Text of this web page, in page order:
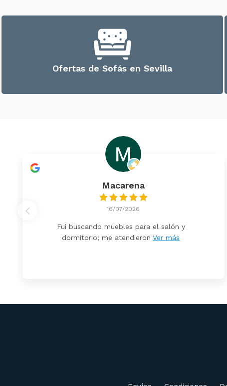
Ofertas de Sofás en Sevilla
Macarena
16/07/2026
Fui buscando muebles para el salón y
dormitorio; me atendieron Ver más